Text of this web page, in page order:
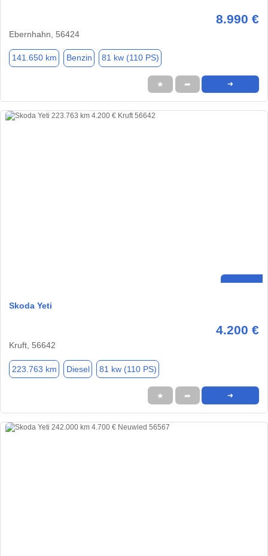
8.990 €
Ebernhahn, 56424
141.650 km Benzin 81 kw (110 PS)
★ ➦ ➜
Skoda Yeti
4.200 €
Kruft, 56642
223.763 km Diesel 81 kw (110 PS)
★ ➦ ➜